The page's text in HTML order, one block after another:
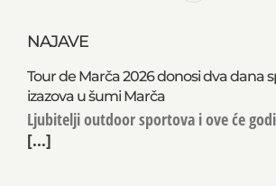
NAJAVE
Tour de Marča 2026 donosi dva dana
izazova u šumi Marča
Ljubitelji outdoor sportova i ove će
[...]